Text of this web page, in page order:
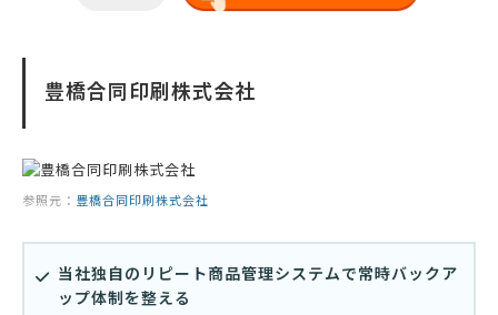
豊橋合同印刷株式会社
参照元： 豊橋合同印刷株式会社
当社独自のリピート商品管理システムで常時バックア
ップ体制を整える